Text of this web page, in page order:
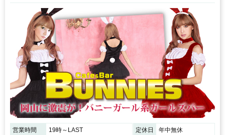
営業時間 19時～LAST 定休日 年中無休